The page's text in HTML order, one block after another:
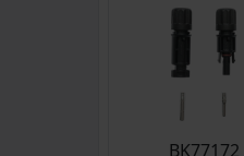
BK77172